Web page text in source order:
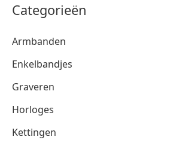
Categorieën
Armbanden
Enkelbandjes
Graveren
Horloges
Kettingen